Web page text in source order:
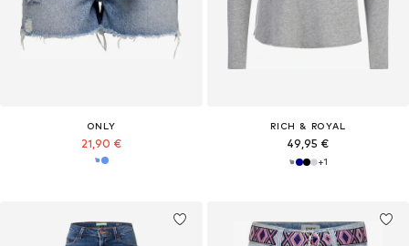
ONLY
21,90 €
RICH & ROYAL
49,95 €
+1